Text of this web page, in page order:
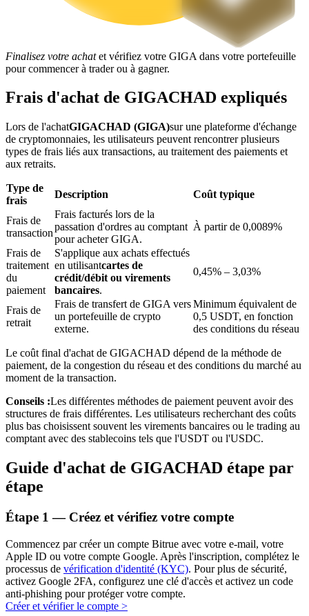
Blocages BTR
Prêts
Service d'emprunt adossé à des cryptomonnaies
Investissement automobile
Obtenez des bénéfices à long terme et des intérêts flexibles
Apprenez le Staking
Découvrez comment gagner un revenu passif
Finalisez votre achatet vérifiez votre GIGA dans votre portefeuille
pour commencer à trader ou à gagner.
Frais d'achat de GIGACHAD expliqués
Lors de l'achatGIGACHAD (GIGA)sur une plateforme d'échange
de cryptomonnaies, les utilisateurs peuvent rencontrer plusieurs
types de frais liés aux transactions, au traitement des paiements et
aux retraits.
Type de
frais
Description Coût typique
Frais de
transaction
Frais facturés lors de la
passation d'ordres au comptant
pour acheter GIGA.
À partir de 0,0089%
Frais de
traitement
du
paiement
S'applique aux achats effectués
en utilisantcartes de
crédit/débit ou virements
bancaires.
0,45% – 3,03%
Frais de
retrait
Frais de transfert de GIGA vers
un portefeuille de crypto
externe.
Minimum équivalent de
0,5 USDT, en fonction
des conditions du réseau
Le coût final d'achat de GIGACHAD dépend de la méthode de
paiement, de la congestion du réseau et des conditions du marché au
moment de la transaction.
Conseils :Les différentes méthodes de paiement peuvent avoir des
structures de frais différentes. Les utilisateurs recherchant des coûts
plus bas choisissent souvent les virements bancaires ou le trading au
comptant avec des stablecoins tels que l'USDT ou l'USDC.
Guide d'achat de GIGACHAD étape par
étape
Étape 1 — Créez et vérifiez votre compte
Commencez par créer un compte Bitrue avec votre e-mail, votre
Apple ID ou votre compte Google. Après l'inscription, complétez le
processus de vérification d'identité (KYC). Pour plus de sécurité,
activez Google 2FA, configurez une clé d'accès et activez un code
anti-phishing pour protéger votre compte.
Créer et vérifier le compte >